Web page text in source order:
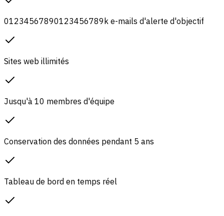
01234567890123456789 k e-mails d'alerte d'objectif
Sites web illimités
Jusqu'à 10 membres d'équipe
Conservation des données pendant 5 ans
Tableau de bord en temps réel